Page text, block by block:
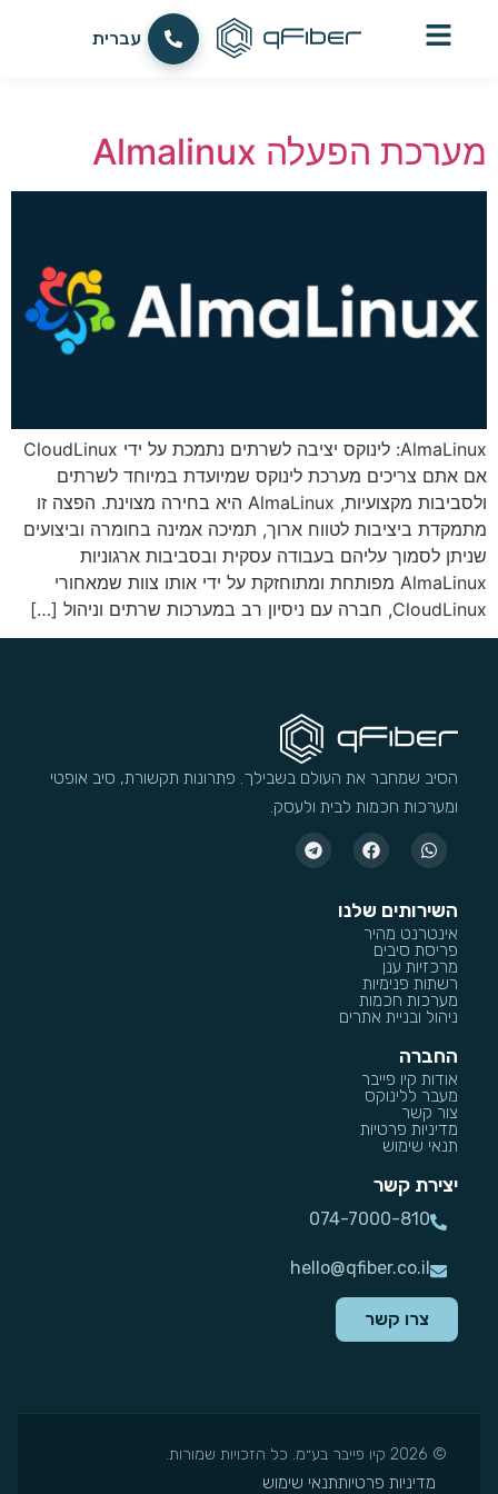
עברית
English
מערכת הפעלה Almalinux
AlmaLinux: לינוקס יציבה לשרתים נתמכת על ידי CloudLinux
אם אתם צריכים מערכת לינוקס שמיועדת במיוחד לשרתים
ולסביבות מקצועיות, AlmaLinux היא בחירה מצוינת. הפצה זו
מתמקדת ביציבות לטווח ארוך, תמיכה אמינה בחומרה וביצועים
שניתן לסמוך עליהם בעבודה עסקית ובסביבות ארגוניות
AlmaLinux מפותחת ומתוחזקת על ידי אותו צוות שמאחורי
CloudLinux, חברה עם ניסיון רב במערכות שרתים וניהול […]
הסיב שמחבר את העולם בשבילך. פתרונות תקשורת, סיב אופטי
ומערכות חכמות לבית ולעסק.
השירותים שלנו
אינטרנט מהיר
פריסת סיבים
מרכזיות ענן
רשתות פנימיות
מערכות חכמות
ניהול ובניית אתרים
החברה
אודות קיו פייבר
מעבר ללינוקס
צור קשר
מדיניות פרטיות
תנאי שימוש
יצירת קשר
074-7000-810
hello@qfiber.co.il
צרו קשר
© 2026 קיו פייבר בע״מ. כל הזכויות שמורות.
מדיניות פרטיותתנאי שימוש